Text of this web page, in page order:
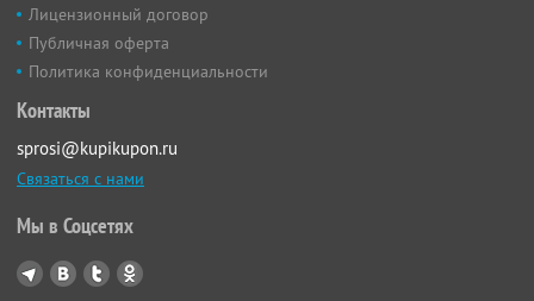
Лицензионный договор
Публичная оферта
Политика конфиденциальности
Контакты
sprosi@kupikupon.ru
Связаться с нами
Мы в Соцсетях